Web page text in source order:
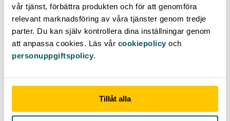
vår tjänst, förbättra produkten och för att genomföra
relevant marknadsföring av våra tjänster genom tredje
parter. Du kan själv kontrollera dina inställningar genom
att anpassa cookies. Läs vår cookiepolicyoch
personuppgiftspolicy.
Tillåt alla
Uppdaterad: